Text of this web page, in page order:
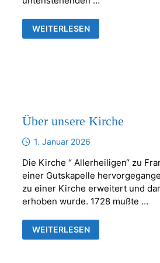
UNSEREN
GEMEINDEBRIEF
WEITERLESEN
Über unsere Kirche
1. Januar 2026
Die Kirche “ Allerheiligen“ zu
einer Gutskapelle
zu einer Kirche erweitert und
erhoben wurde. 1728 mußte …
ÜBER
UNSERE
WEITERLESEN